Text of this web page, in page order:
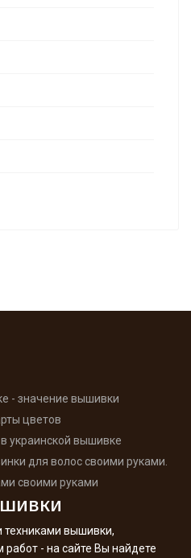
- значение вышивки
цветов
украинской вышивке
для волос своими руками.
своими руками
вышивки,
- на сайте Вы найдете